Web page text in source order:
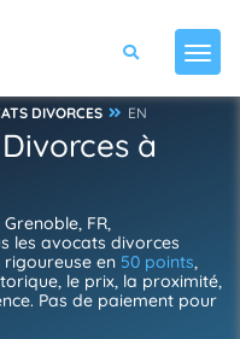
DIVORCES EN
à
FR,
les avocats divorces
rigoureuse en 50 points,
le prix, la proximité,
Pas de paiement pour